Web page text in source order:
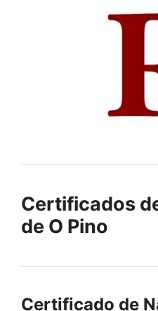
Certificados
de O Pino
Certificado de